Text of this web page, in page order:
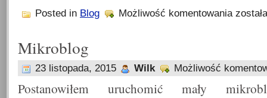
Posted in Blog Możliwość komentowania Wiblo
Mikroblog
23 listopada, 2015 Wilk Możliwość
Postanowiłem uruchomić mały